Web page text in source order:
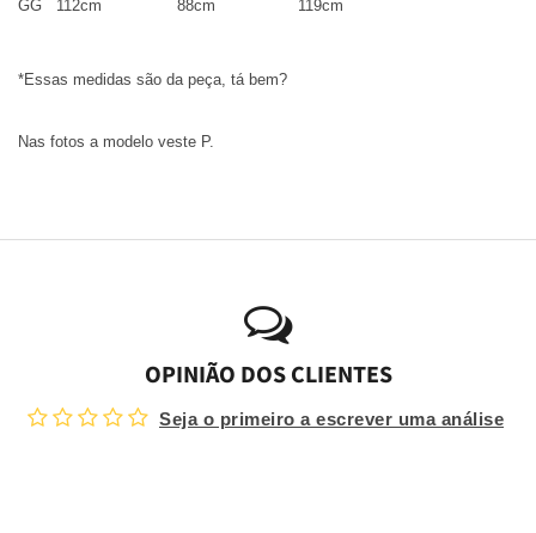
GG 112cm 88cm 119cm
*Essas medidas são da peça, tá bem?
Nas fotos a modelo veste P.
OPINIÃO DOS CLIENTES
Seja o primeiro a escrever uma análise